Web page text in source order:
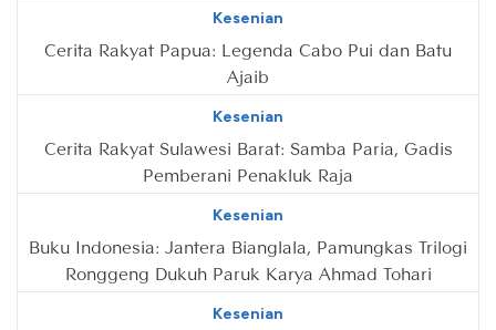
Kesenian
Cerita Rakyat Papua: Legenda Cabo Pui dan Batu
Ajaib
Kesenian
Cerita Rakyat Sulawesi Barat: Samba Paria, Gadis
Pemberani Penakluk Raja
Kesenian
Buku Indonesia: Jantera Bianglala, Pamungkas Trilogi
Ronggeng Dukuh Paruk Karya Ahmad Tohari
Kesenian